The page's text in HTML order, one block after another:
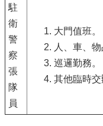
駐
衛
警
察
張
隊
員
大門值班。
人、車、物
巡邏勤務。
其他臨時交